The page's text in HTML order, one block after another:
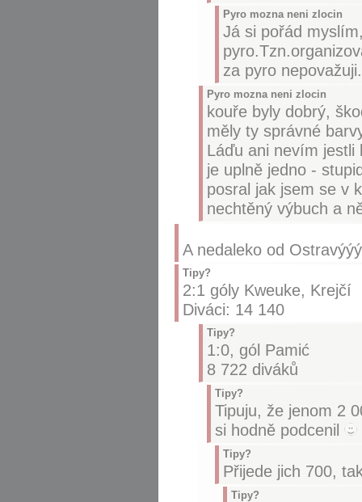
Pyro mozna neni zlocin
Já si pořád
za pyro
Pyro mozna neni zlocin
kouře byly dobrý,
měly ty správné
Láďu ani nevím jestli
je uplně jedno -
posral jak jsem se v
nechtěný výbuch a
A nedaleko od
Tipy?
2:1 góly Kweuke, Krejčí
Diváci: 14 140
Tipy?
1:0, gól Pamić
8 722 diváků
Tipy?
Tipuju, že jenom 2
si hodně podcenil
Tipy?
Přijede jich 700,
Tipy?